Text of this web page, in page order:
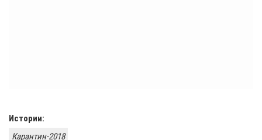
Истории:
Карантин-2018